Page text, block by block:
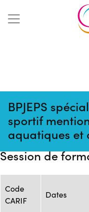
BPJEPS
sportif
aquatiques et
Mise à jour :
09/08/2026
Session de
Code
CARIF
Dates